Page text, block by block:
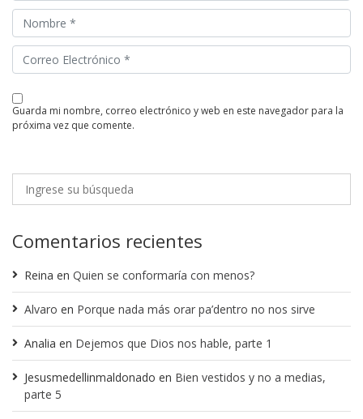
guarda mi nombre, correo electrónico y web en este navegador para la
próxima vez que comente.
Comentarios recientes
Reina en Quien se conformaría con menos?
Alvaro en Porque nada más orar pa’dentro no nos sirve
Analia en Dejemos que Dios nos hable, parte 1
Jesusmedellinmaldonado en Bien vestidos y no a medias,
parte 5